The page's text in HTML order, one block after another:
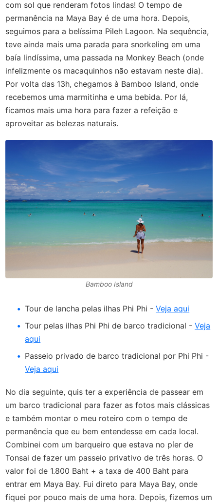
com sol que renderam fotos lindas! O tempo de
permanência na Maya Bay é de uma hora. Depois,
seguimos para a belíssima Pileh Lagoon. Na sequência,
teve ainda mais uma parada para snorkeling em uma
baía lindíssima, uma passada na Monkey Beach (onde
infelizmente os macaquinhos não estavam neste dia).
Por volta das 13h, chegamos à Bamboo Island, onde
recebemos uma marmitinha e uma bebida. Por lá,
ficamos mais uma hora para fazer a refeição e
aproveitar as belezas naturais.
Bamboo Island
Tour de lancha pelas ilhas Phi Phi -Veja aqui
Tour pelas ilhas Phi Phi de barco tradicional -Veja
aqui
Passeio privado de barco tradicional por Phi Phi -
Veja aqui
No dia seguinte, quis ter a experiência de passear em
um barco tradicional para fazer as fotos mais clássicas
e também montar o meu roteiro com o tempo de
permanência que eu bem entendesse em cada local.
Combinei com um barqueiro que estava no píer de
Tonsai de fazer um passeio privativo de três horas. O
valor foi de 1.800 Baht + a taxa de 400 Baht para
entrar em Maya Bay. Fui direto para Maya Bay, onde
fiquei por pouco mais de uma hora. Depois, fizemos um